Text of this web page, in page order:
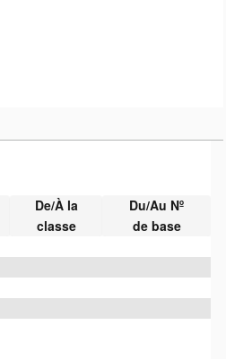
De/À la
classe
Du/Au Nº
de base